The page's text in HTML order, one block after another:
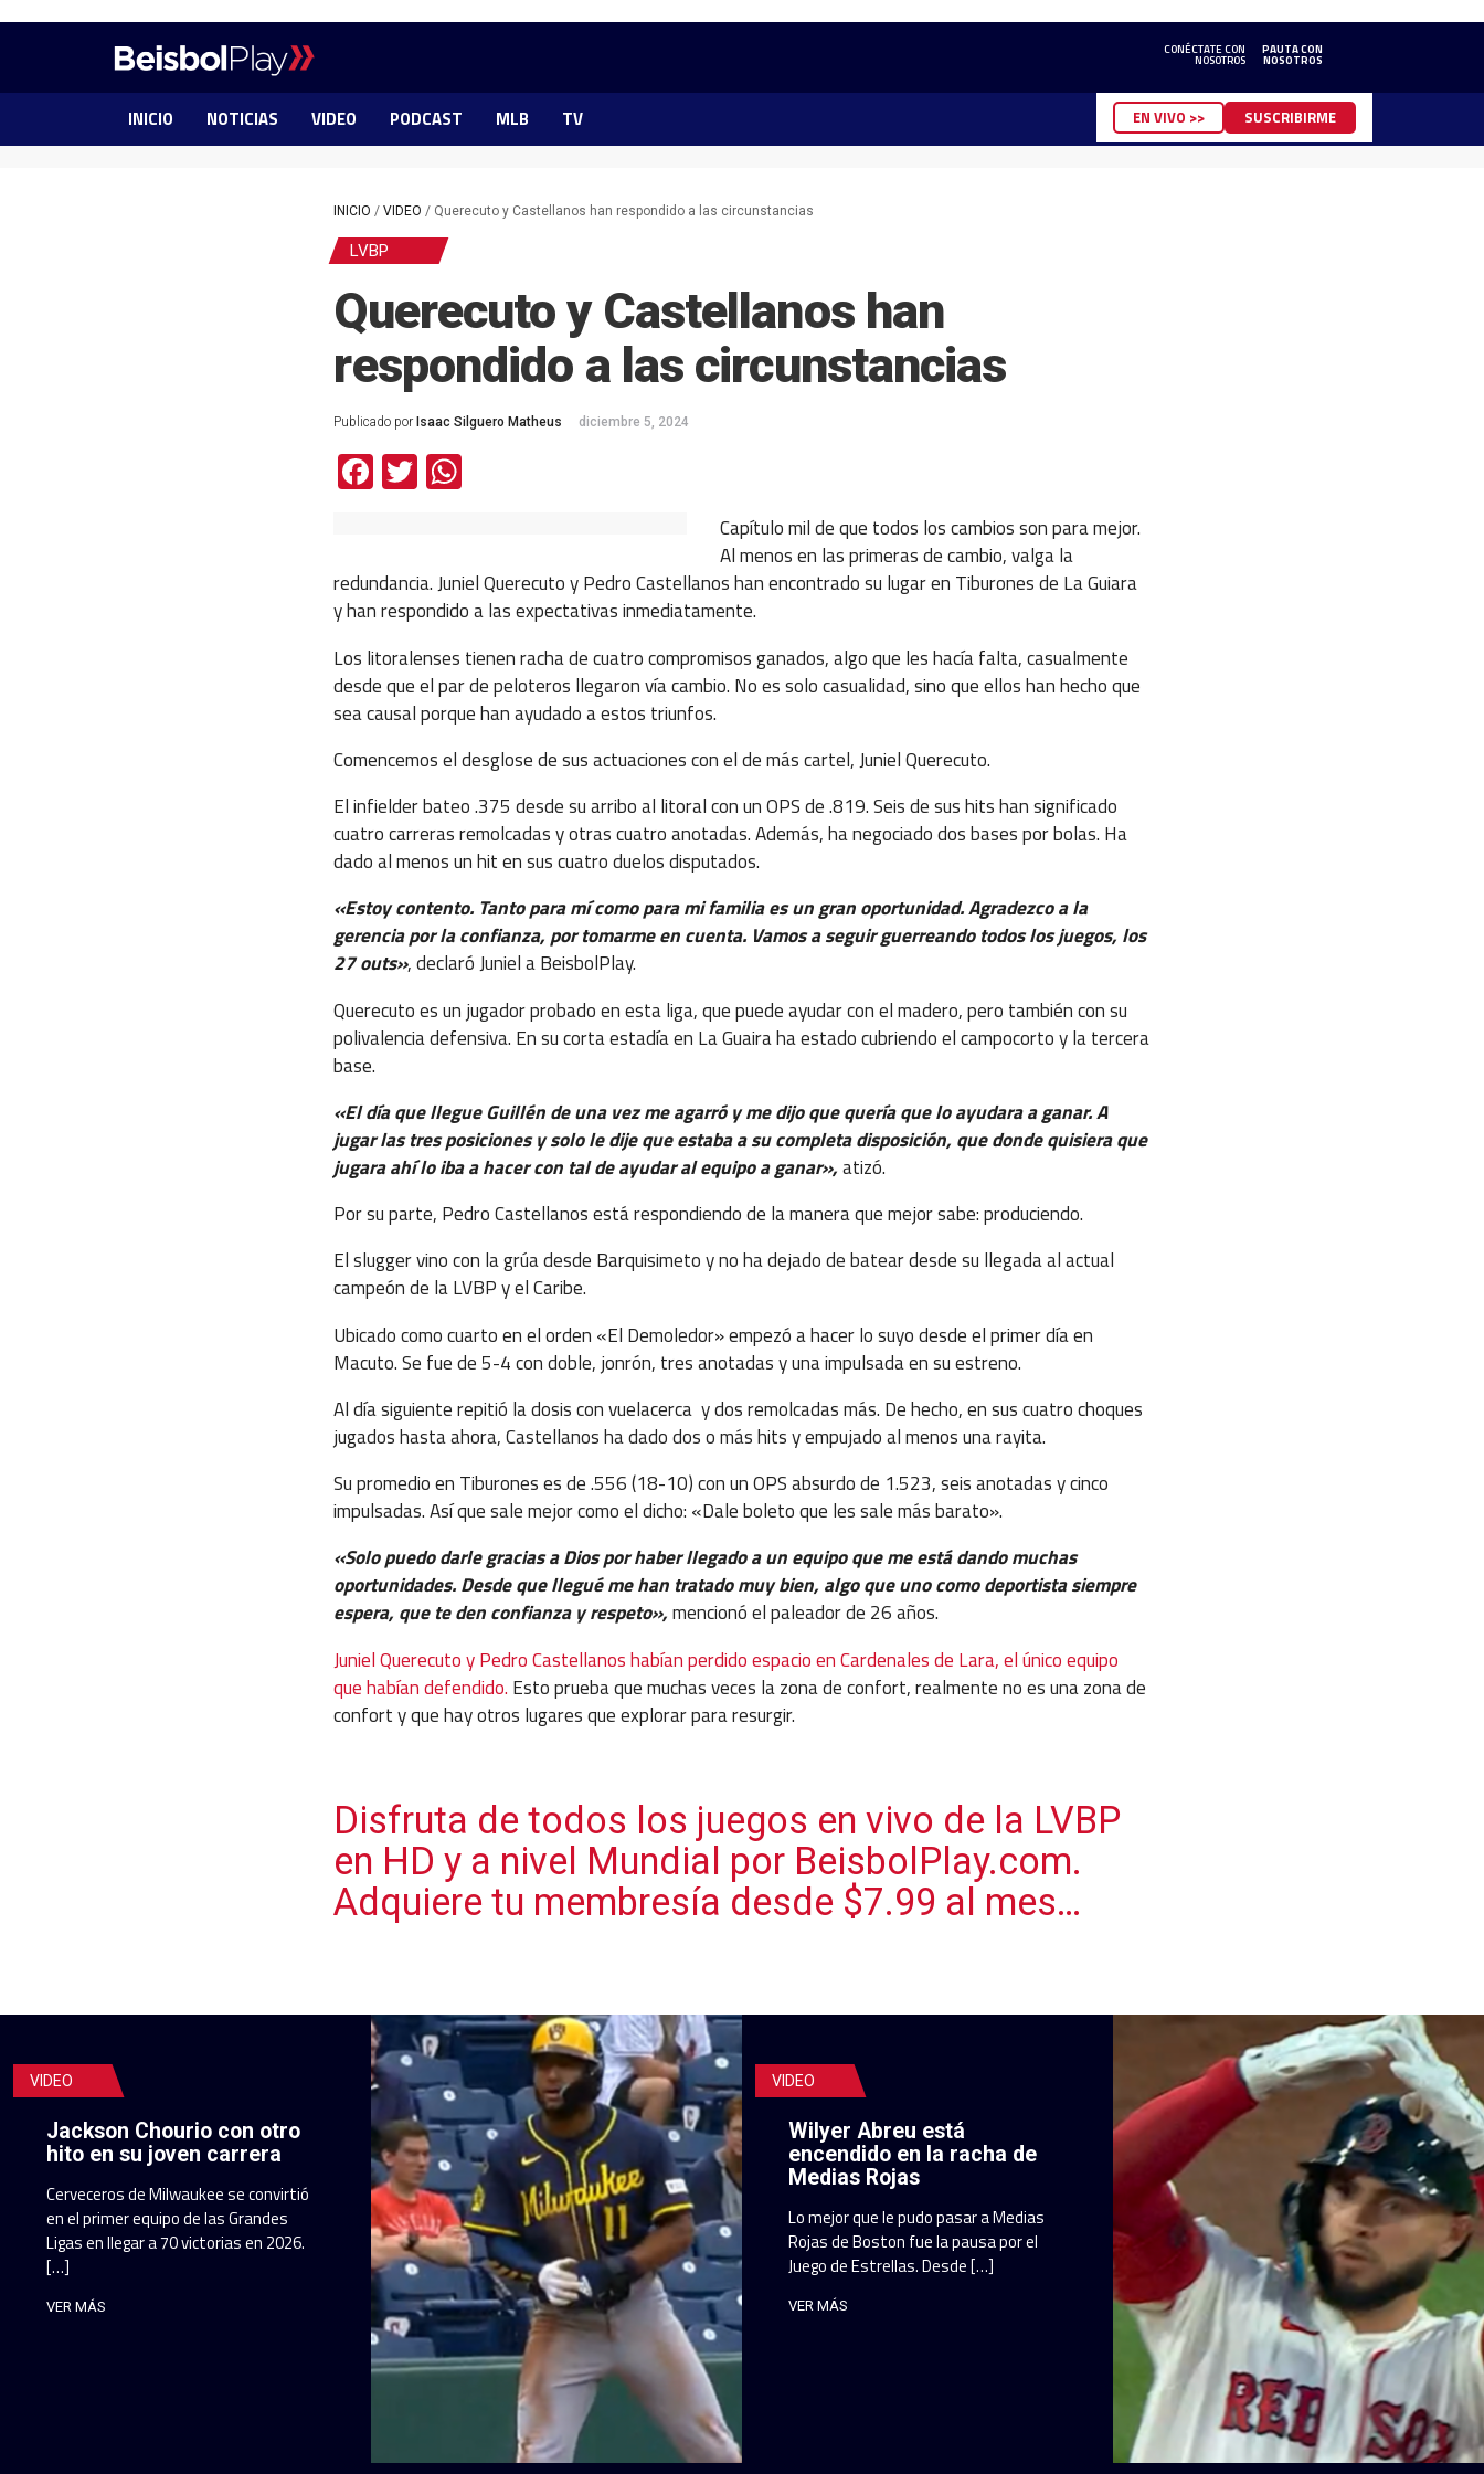
CONÉCTATE CON
NOSOTROS
PAUTA CON
NOSOTROS
INICIO NOTICIAS VIDEO PODCAST MLB TV EN VIVO >> SUSCRIBIRME
INICIO /VIDEO / Querecuto y Castellanos han respondido a las circunstancias
LVBP
Querecuto y Castellanos han
respondido a las circunstancias
Publicado por Isaac Silguero Matheus diciembre 5, 2024
Facebook
Twitter
Capítulo mil de que todos los cambios son para mejor.
Al menos en las primeras de cambio, valga la
redundancia. Juniel Querecuto y Pedro Castellanos han encontrado su lugar en Tiburones de La Guiara
y han respondido a las expectativas inmediatamente.
Los litoralenses tienen racha de cuatro compromisos ganados, algo que les hacía falta, casualmente
desde que el par de peloteros llegaron vía cambio. No es solo casualidad, sino que ellos han hecho que
sea causal porque han ayudado a estos triunfos.
Comencemos el desglose de sus actuaciones con el de más cartel, Juniel Querecuto.
El infielder bateo .375 desde su arribo al litoral con un OPS de .819. Seis de sus hits han significado
cuatro carreras remolcadas y otras cuatro anotadas. Además, ha negociado dos bases por bolas. Ha
dado al menos un hit en sus cuatro duelos disputados.
«Estoy contento. Tanto para mí como para mi familia es un gran oportunidad. Agradezco a la
gerencia por la confianza, por tomarme en cuenta. Vamos a seguir guerreando todos los juegos, los
27 outs», declaró Juniel a BeisbolPlay.
Querecuto es un jugador probado en esta liga, que puede ayudar con el madero, pero también con su
polivalencia defensiva. En su corta estadía en La Guaira ha estado cubriendo el campocorto y la tercera
base.
«El día que llegue Guillén de una vez me agarró y me dijo que quería que lo ayudara a ganar. A
jugar las tres posiciones y solo le dije que estaba a su completa disposición, que donde quisiera que
jugara ahí lo iba a hacer con tal de ayudar al equipo a ganar»,atizó.
Por su parte, Pedro Castellanos está respondiendo de la manera que mejor sabe: produciendo.
El slugger vino con la grúa desde Barquisimeto y no ha dejado de batear desde su llegada al actual
campeón de la LVBP y el Caribe.
Ubicado como cuarto en el orden «El Demoledor» empezó a hacer lo suyo desde el primer día en
Macuto. Se fue de 5-4 con doble, jonrón, tres anotadas y una impulsada en su estreno.
Al día siguiente repitió la dosis con vuelacerca y dos remolcadas más. De hecho, en sus cuatro choques
jugados hasta ahora, Castellanos ha dado dos o más hits y empujado al menos una rayita.
Su promedio en Tiburones es de .556 (18-10) con un OPS absurdo de 1.523, seis anotadas y cinco
impulsadas. Así que sale mejor como el dicho: «Dale boleto que les sale más barato».
«Solo puedo darle gracias a Dios por haber llegado a un equipo que me está dando muchas
oportunidades. Desde que llegué me han tratado muy bien, algo que uno como deportista siempre
espera, que te den confianza y respeto»,mencionó el paleador de 26 años.
Juniel Querecuto y Pedro Castellanos habían perdido espacio en Cardenales de Lara, el único equipo
que habían defendido. Esto prueba que muchas veces la zona de confort, realmente no es una zona de
confort y que hay otros lugares que explorar para resurgir.
Disfruta de todos los juegos en vivo de la LVBP
en HD y a nivel Mundial por BeisbolPlay.com.
Adquiere tu membresía desde $7.99 al mes…
VIDEO
Jackson Chourio con otro
hito en su joven carrera
Cerveceros de Milwaukee se convirtió
en el primer equipo de las Grandes
Ligas en llegar a 70 victorias en 2026.
[…]
VER MÁS
VIDEO
Wilyer Abreu está
encendido en la racha de
Medias Rojas
Lo mejor que le pudo pasar a Medias
Rojas de Boston fue la pausa por el
Juego de Estrellas. Desde […]
VER MÁS